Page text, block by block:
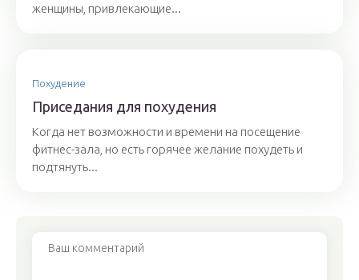
женщины, привлекающие...
Похудение
Приседания для похудения
Когда нет возможности и времени на посещение
фитнес-зала, но есть горячее желание похудеть и
подтянуть...